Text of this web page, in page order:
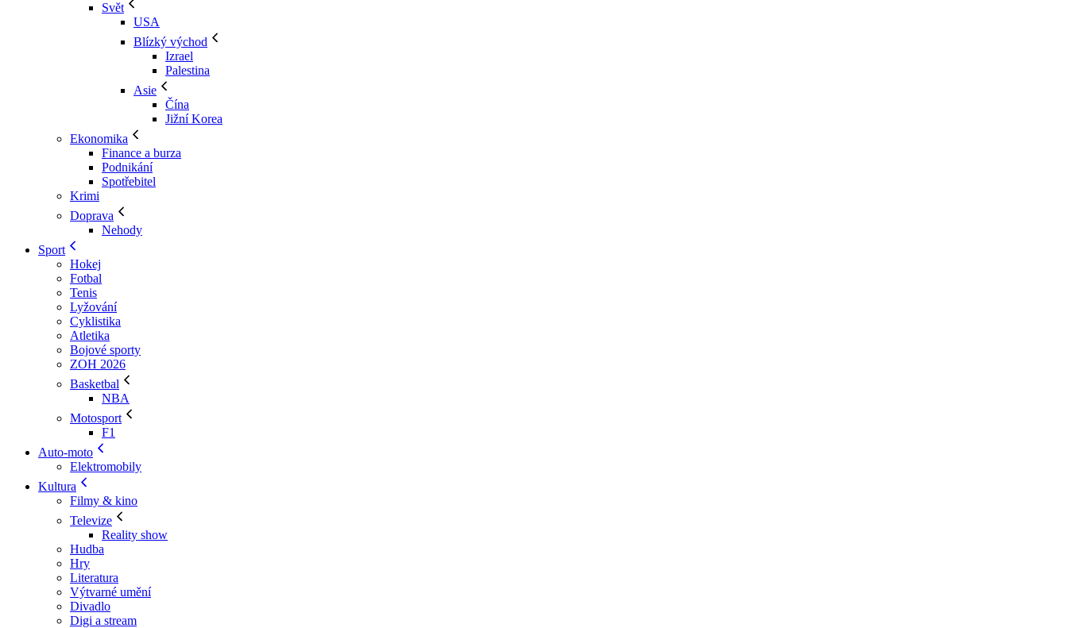
Svět
USA
Blízký východ
Izrael
Palestina
Asie
Čína
Jižní Korea
Ekonomika
Finance a burza
Podnikání
Spotřebitel
Krimi
Doprava
Nehody
Sport
Hokej
Fotbal
Tenis
Lyžování
Cyklistika
Atletika
Bojové sporty
ZOH 2026
Basketbal
NBA
Motosport
F1
Auto-moto
Elektromobily
Kultura
Filmy & kino
Televize
Reality show
Hudba
Hry
Literatura
Výtvarné umění
Divadlo
Digi a stream